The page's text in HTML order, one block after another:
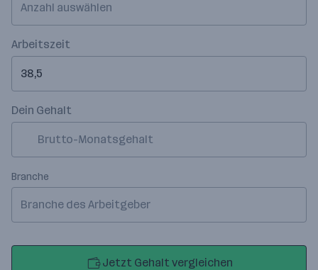
Anzahl auswählen
Arbeitszeit
Dein Gehalt
Branche
Branche des Arbeitgeber
Jetzt Gehalt vergleichen